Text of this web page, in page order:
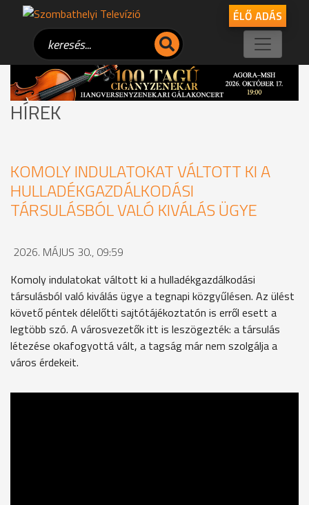
ÉLŐ ADÁS
HÍREK
KOMOLY INDULATOKAT VÁLTOTT KI A
HULLADÉKGAZDÁLKODÁSI
TÁRSULÁSBÓL VALÓ KIVÁLÁS ÜGYE
2026. MÁJUS 30., 09:59
Komoly indulatokat váltott ki a hulladékgazdálkodási
társulásból való kiválás ügye a tegnapi közgyűlésen. Az ülést
követő péntek délelőtti sajtótájékoztatón is erről esett a
legtöbb szó. A városvezetők itt is leszögezték: a társulás
létezése okafogyottá vált, a tagság már nem szolgálja a
város érdekeit.